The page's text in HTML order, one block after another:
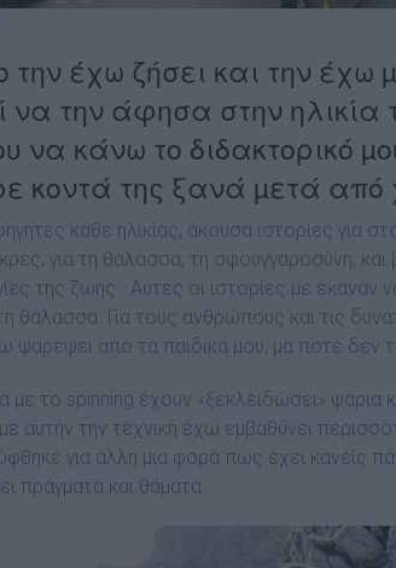
την έχω ζήσει και την
να την άφησα στην
να κάνω το διδακτορικό
κοντά της ξανά µετά από
κάθε ηλικίας, άκουσα ιστορίες για
για τη θάλασσα, τη σφουγγαροσύνη,
της ζωής.
Αυτές οι ιστορίες µε
θάλασσα. Για τους ανθρώπους και τις
ψαρέψει από τα παιδικά µου, µα ποτέ δεν
µε το spinning έχουν «ξεκλειδώσει»
την τεχνική έχω εµβαθύνει
για άλλη µια φορά πως έχει κανείς
πράγµατα και θάµατα.